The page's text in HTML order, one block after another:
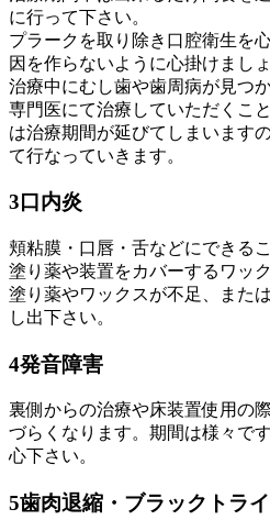
に行って下さい。
プラークを取り除き口腔衛生を
因を作らないように心掛けましょ
治療中にむし歯や歯周病が見つ
専門医にて治療していただくこ
は治療期間が延びてしまいます
て行なっていきます。
3 口内炎
頬粘膜・口唇・舌などにできる
塗り薬や装置をカバーするワッ
塗り薬やワックスが不足、また
し出下さい。
4発音障害
裏側からの治療や床装置使用の
づらくなります。期間は様々で
心下さい。
5歯肉退縮・ブラックトラ